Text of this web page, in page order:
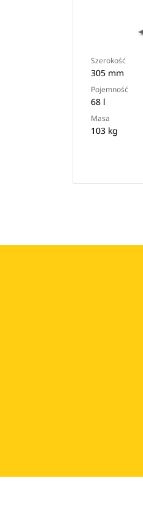
Szerokość
305 mm
Pojemność
68 l
Masa
103 kg